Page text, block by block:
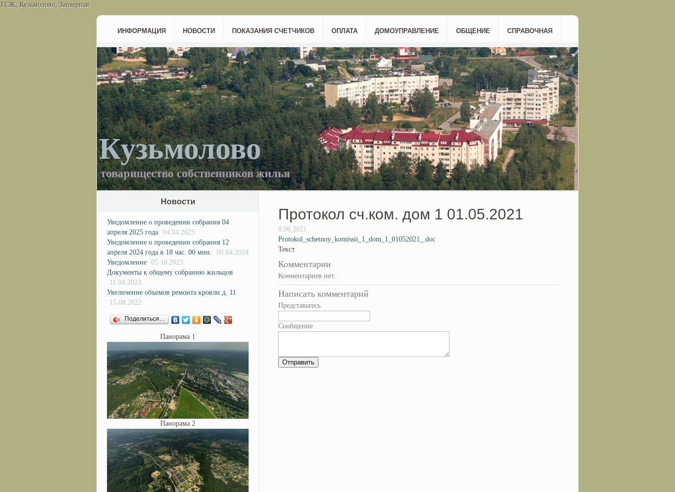
ТСЖ, Кузьмолово, Заозерная
ИНФОРМАЦИЯ НОВОСТИ ПОКАЗАНИЯ СЧЕТЧИКОВ ОПЛАТА ДОМОУПРАВЛЕНИЕ ОБЩЕНИЕ СПРАВОЧНАЯ
Кузьмолово
товарищество собственников жилья
Протокол сч.ком. дом 1 01.05.2021
8.06.2021
Protokol_schetnoy_komissii_1_dom_1_01052021_.doc
Текст
Комментарии
Комментариев нет.
Написать комментарий
Представьтесь
Сообщение
Новости
Уведомление о проведении собрания 04
апреля 2025 года 04.04.2025
Уведомление о проведении собрания 12
апреля 2024 года в 18 час. 00 мин.
08.04.2024
Уведомление 05.10.2023
Документы к общему собранию жильцов
11.04.2023
Увеличение объемов ремонта кровли д. 11
15.08.2022
Поделиться…
Панорама 1
Панорама 2